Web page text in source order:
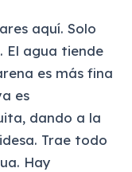
aquí. Solo
El agua tiende
es más fina
es
dando a la
Trae todo
Hay